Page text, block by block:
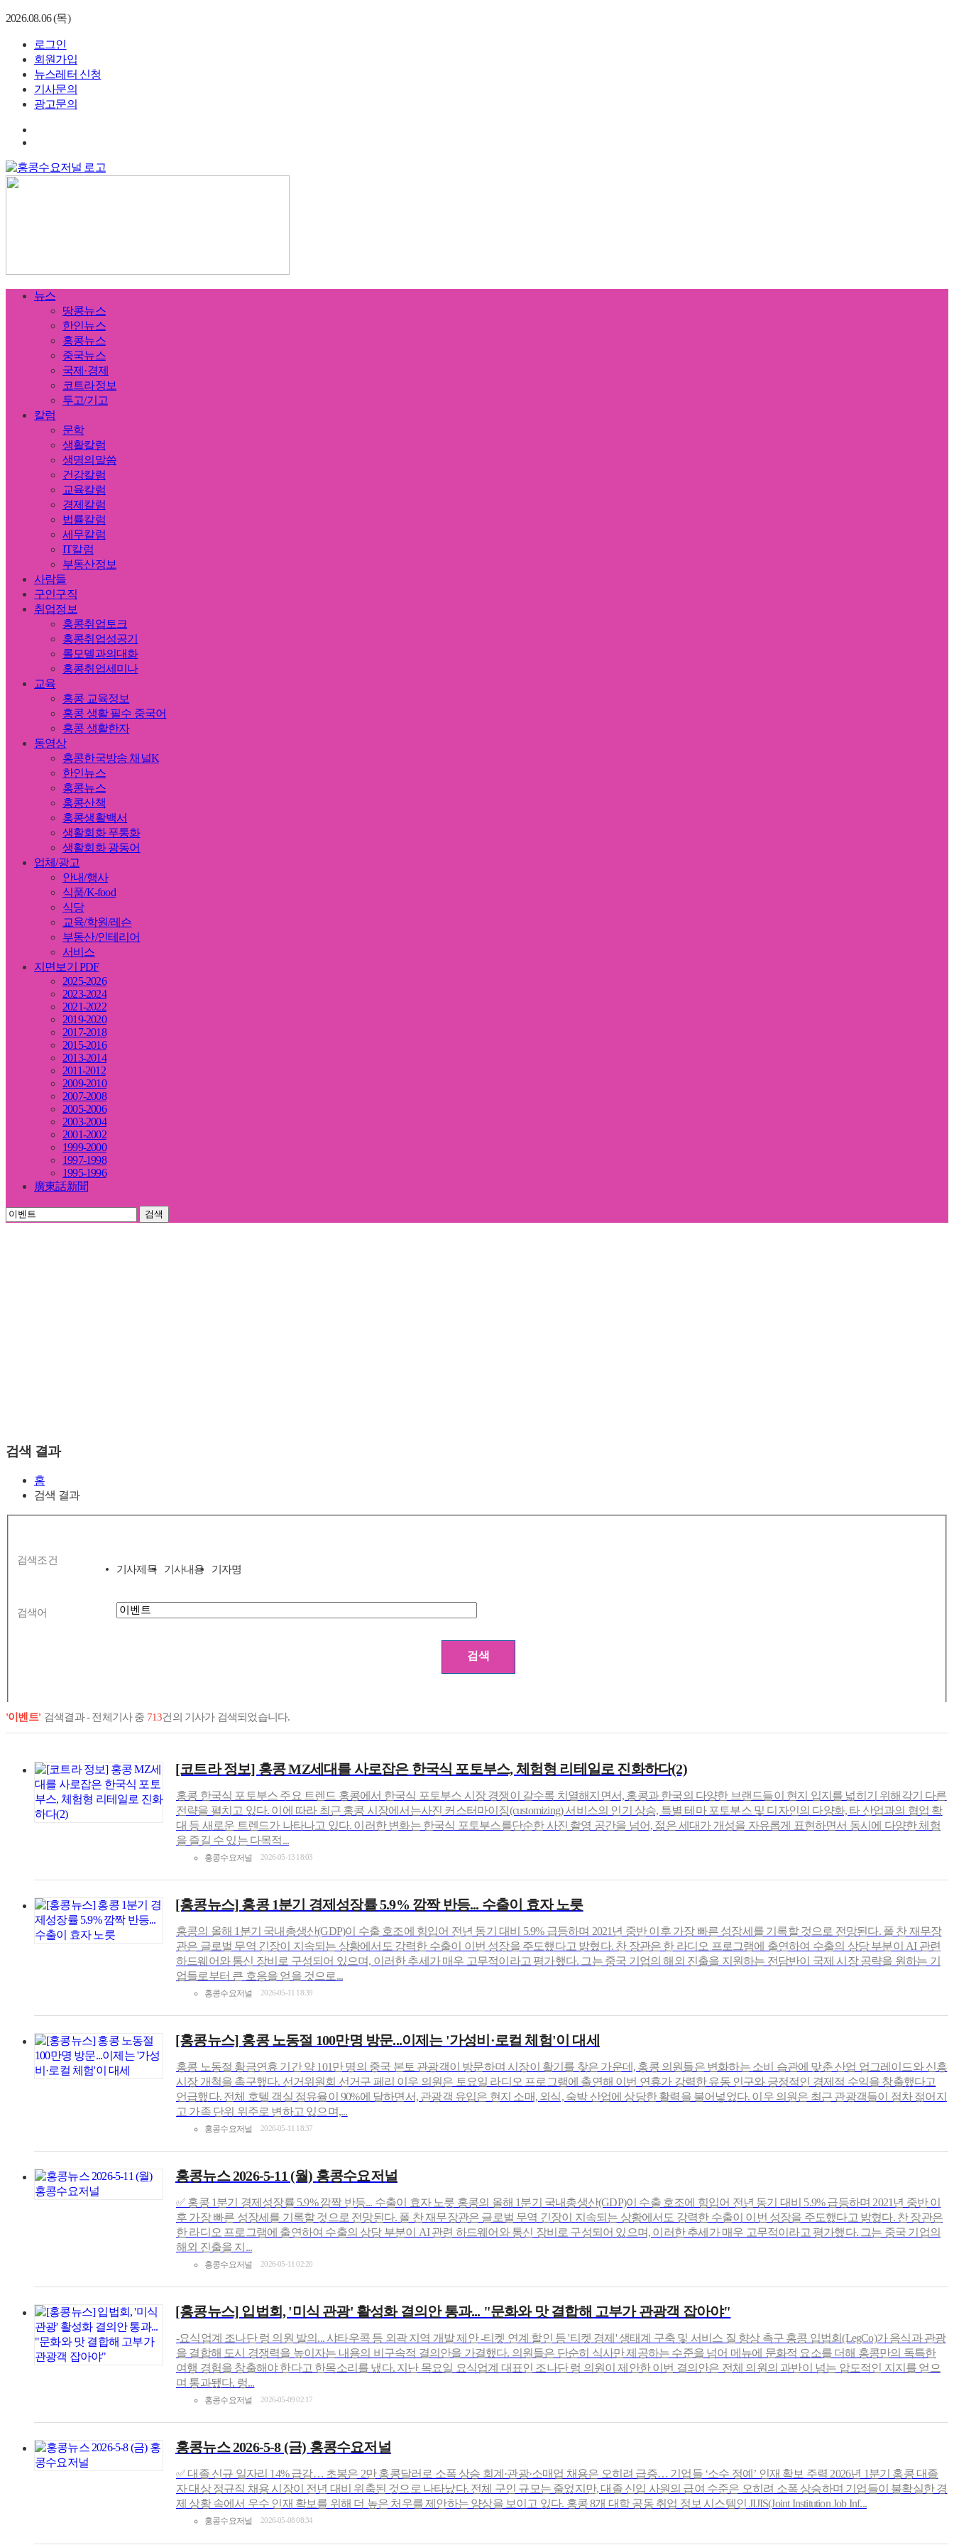
2026.08.06 (목)
로그인
회원가입
뉴스레터 신청
기사문의
광고문의
뉴스
땅콩뉴스
한인뉴스
홍콩뉴스
중국뉴스
국제·경제
코트라정보
투고/기고
칼럼
문학
생활칼럼
생명의말씀
건강칼럼
교육칼럼
경제칼럼
법률칼럼
세무칼럼
IT칼럼
부동산정보
사람들
구인구직
취업정보
홍콩취업토크
홍콩취업성공기
롤모델과의대화
홍콩취업세미나
교육
홍콩 교육정보
홍콩 생활 필수 중국어
홍콩 생활한자
동영상
홍콩한국방송 채널K
한인뉴스
홍콩뉴스
홍콩산책
홍콩생활백서
생활회화 푸통화
생활회화 광동어
업체/광고
안내/행사
식품/K-food
식당
교육/학원/레슨
부동산/인테리어
서비스
지면보기 PDF
2025-2026
2023-2024
2021-2022
2019-2020
2017-2018
2015-2016
2013-2014
2011-2012
2009-2010
2007-2008
2005-2006
2003-2004
2001-2002
1999-2000
1997-1998
1995-1996
廣東話新聞
검색
검색 결과
홈
검색 결과
검색조건
기사제목
기사내용 기자명
검색어
'이벤트' 검색결과 - 전체기사 중 713건의 기사가 검색되었습니다.
[코트라 정보] 홍콩 MZ세대를 사로잡은 한국식 포토부스, 체험형 리테일로 진화하다(2)
홍콩 한국식 포토부스 주요 트렌드 홍콩에서 한국식 포토부스 시장 경쟁이 갈수록 치열해지면서, 홍콩과 한국의 다양한 브랜드들이 현지 입지를 넓히기 위해각기 다른
전략을 펼치고 있다. 이에 따라 최근 홍콩 시장에서는사진 커스터마이징(customizing) 서비스의 인기 상승, 특별 테마 포토부스 및 디자인의 다양화, 타 산업과의 협업 확
대 등 새로운 트렌드가 나타나고 있다. 이러한 변화는 한국식 포토부스를단순한 사진 촬영 공간을 넘어, 젊은 세대가 개성을 자유롭게 표현하면서 동시에 다양한 체험
을 즐길 수 있는 다목적...
홍콩수요저널 2026-05-13 18:03
[홍콩뉴스] 홍콩 1분기 경제성장률 5.9% 깜짝 반등... 수출이 효자 노릇
홍콩의 올해 1분기 국내총생산(GDP)이 수출 호조에 힘입어 전년 동기 대비 5.9% 급등하며 2021년 중반 이후 가장 빠른 성장세를 기록할 것으로 전망된다. 폴 찬 재무장
관은 글로벌 무역 긴장이 지속되는 상황에서도 강력한 수출이 이번 성장을 주도했다고 밝혔다. 찬 장관은 한 라디오 프로그램에 출연하여 수출의 상당 부분이 AI 관련
하드웨어와 통신 장비로 구성되어 있으며, 이러한 추세가 매우 고무적이라고 평가했다. 그는 중국 기업의 해외 진출을 지원하는 전담반이 국제 시장 공략을 원하는 기
업들로부터 큰 호응을 얻을 것으로...
홍콩수요저널 2026-05-11 18:39
[홍콩뉴스] 홍콩 노동절 100만명 방문...이제는 '가성비·로컬 체험'이 대세
홍콩 노동절 황금연휴 기간 약 101만 명의 중국 본토 관광객이 방문하며 시장이 활기를 찾은 가운데, 홍콩 의원들은 변화하는 소비 습관에 맞춘 산업 업그레이드와 신흥
시장 개척을 촉구했다. 선거위원회 선거구 페리 이우 의원은 토요일 라디오 프로그램에 출연해 이번 연휴가 강력한 유동 인구와 긍정적인 경제적 수익을 창출했다고
언급했다. 전체 호텔 객실 점유율이 90%에 달하면서, 관광객 유입은 현지 소매, 외식, 숙박 산업에 상당한 활력을 불어넣었다. 이우 의원은 최근 관광객들이 점차 젊어지
고 가족 단위 위주로 변하고 있으며,...
홍콩수요저널 2026-05-11 18:37
홍콩뉴스 2026-5-11 (월) 홍콩수요저널
✅ 홍콩 1분기 경제성장률 5.9% 깜짝 반등... 수출이 효자 노릇 홍콩의 올해 1분기 국내총생산(GDP)이 수출 호조에 힘입어 전년 동기 대비 5.9% 급등하며 2021년 중반 이
후 가장 빠른 성장세를 기록할 것으로 전망된다. 폴 찬 재무장관은 글로벌 무역 긴장이 지속되는 상황에서도 강력한 수출이 이번 성장을 주도했다고 밝혔다. 찬 장관은
한 라디오 프로그램에 출연하여 수출의 상당 부분이 AI 관련 하드웨어와 통신 장비로 구성되어 있으며, 이러한 추세가 매우 고무적이라고 평가했다. 그는 중국 기업의
해외 진출을 지...
홍콩수요저널 2026-05-11 02:20
[홍콩뉴스] 입법회, '미식 관광' 활성화 결의안 통과... "문화와 맛 결합해 고부가 관광객 잡아야"
-요식업계 조나단 렁 의원 발의... 샤타우콕 등 외곽 지역 개발 제안 -티켓 연계 할인 등 '티켓 경제' 생태계 구축 및 서비스 질 향상 촉구 홍콩 입법회(LegCo)가 음식과 관광
을 결합해 도시 경쟁력을 높이자는 내용의 비구속적 결의안을 가결했다. 의원들은 단순히 식사만 제공하는 수준을 넘어 메뉴에 문화적 요소를 더해 홍콩만의 독특한
여행 경험을 창출해야 한다고 한목소리를 냈다. 지난 목요일 요식업계 대표인 조나단 렁 의원이 제안한 이번 결의안은 전체 의원의 과반이 넘는 압도적인 지지를 얻으
며 통과됐다. 렁...
홍콩수요저널 2026-05-09 02:17
홍콩뉴스 2026-5-8 (금) 홍콩수요저널
✅ 대졸 신규 일자리 14% 급감… 초봉은 2만 홍콩달러로 소폭 상승 회계·관광·소매업 채용은 오히려 급증… 기업들 ‘소수 정예’ 인재 확보 주력 2026년 1분기 홍콩 대졸
자 대상 정규직 채용 시장이 전년 대비 위축된 것으로 나타났다. 전체 구인 규모는 줄었지만, 대졸 신입 사원의 급여 수준은 오히려 소폭 상승하며 기업들이 불확실한 경
제 상황 속에서 우수 인재 확보를 위해 더 높은 처우를 제안하는 양상을 보이고 있다. 홍콩 8개 대학 공동 취업 정보 시스템인 JIJIS(Joint Institution Job Inf...
홍콩수요저널 2026-05-08 08:34